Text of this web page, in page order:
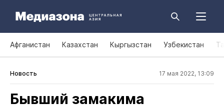
Афганистан Казахстан Кыргызстан Узбекистан
Новость 17 мая 2022, 13:09
Бывший замакима